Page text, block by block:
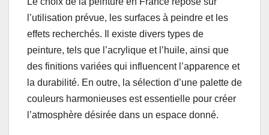
l’utilisation prévue, les surfaces à peindre et les
effets recherchés. Il existe divers types de
peinture, tels que l’acrylique et l’huile, ainsi que
des finitions variées qui influencent l’apparence et
la durabilité. En outre, la sélection d’une palette de
couleurs harmonieuses est essentielle pour créer
l’atmosphère désirée dans un espace donné.